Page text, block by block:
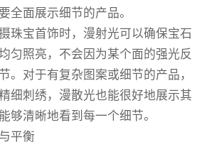
全面展示细节的产品。
珠宝首饰时，漫射光可以确保宝石
匀照亮，不会因为某个面的强光反
。对于有复杂图案或细节的产品，
细刺绣，漫散光也能很好地展示其
够清晰地看到每一个细节。
平衡